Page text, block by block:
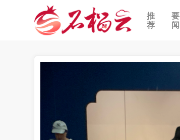
推
荐
要
闻